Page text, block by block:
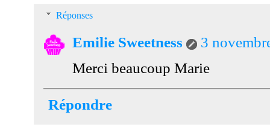
Réponses
Emilie Sweetness
3
Merci beaucoup Marie
Répondre